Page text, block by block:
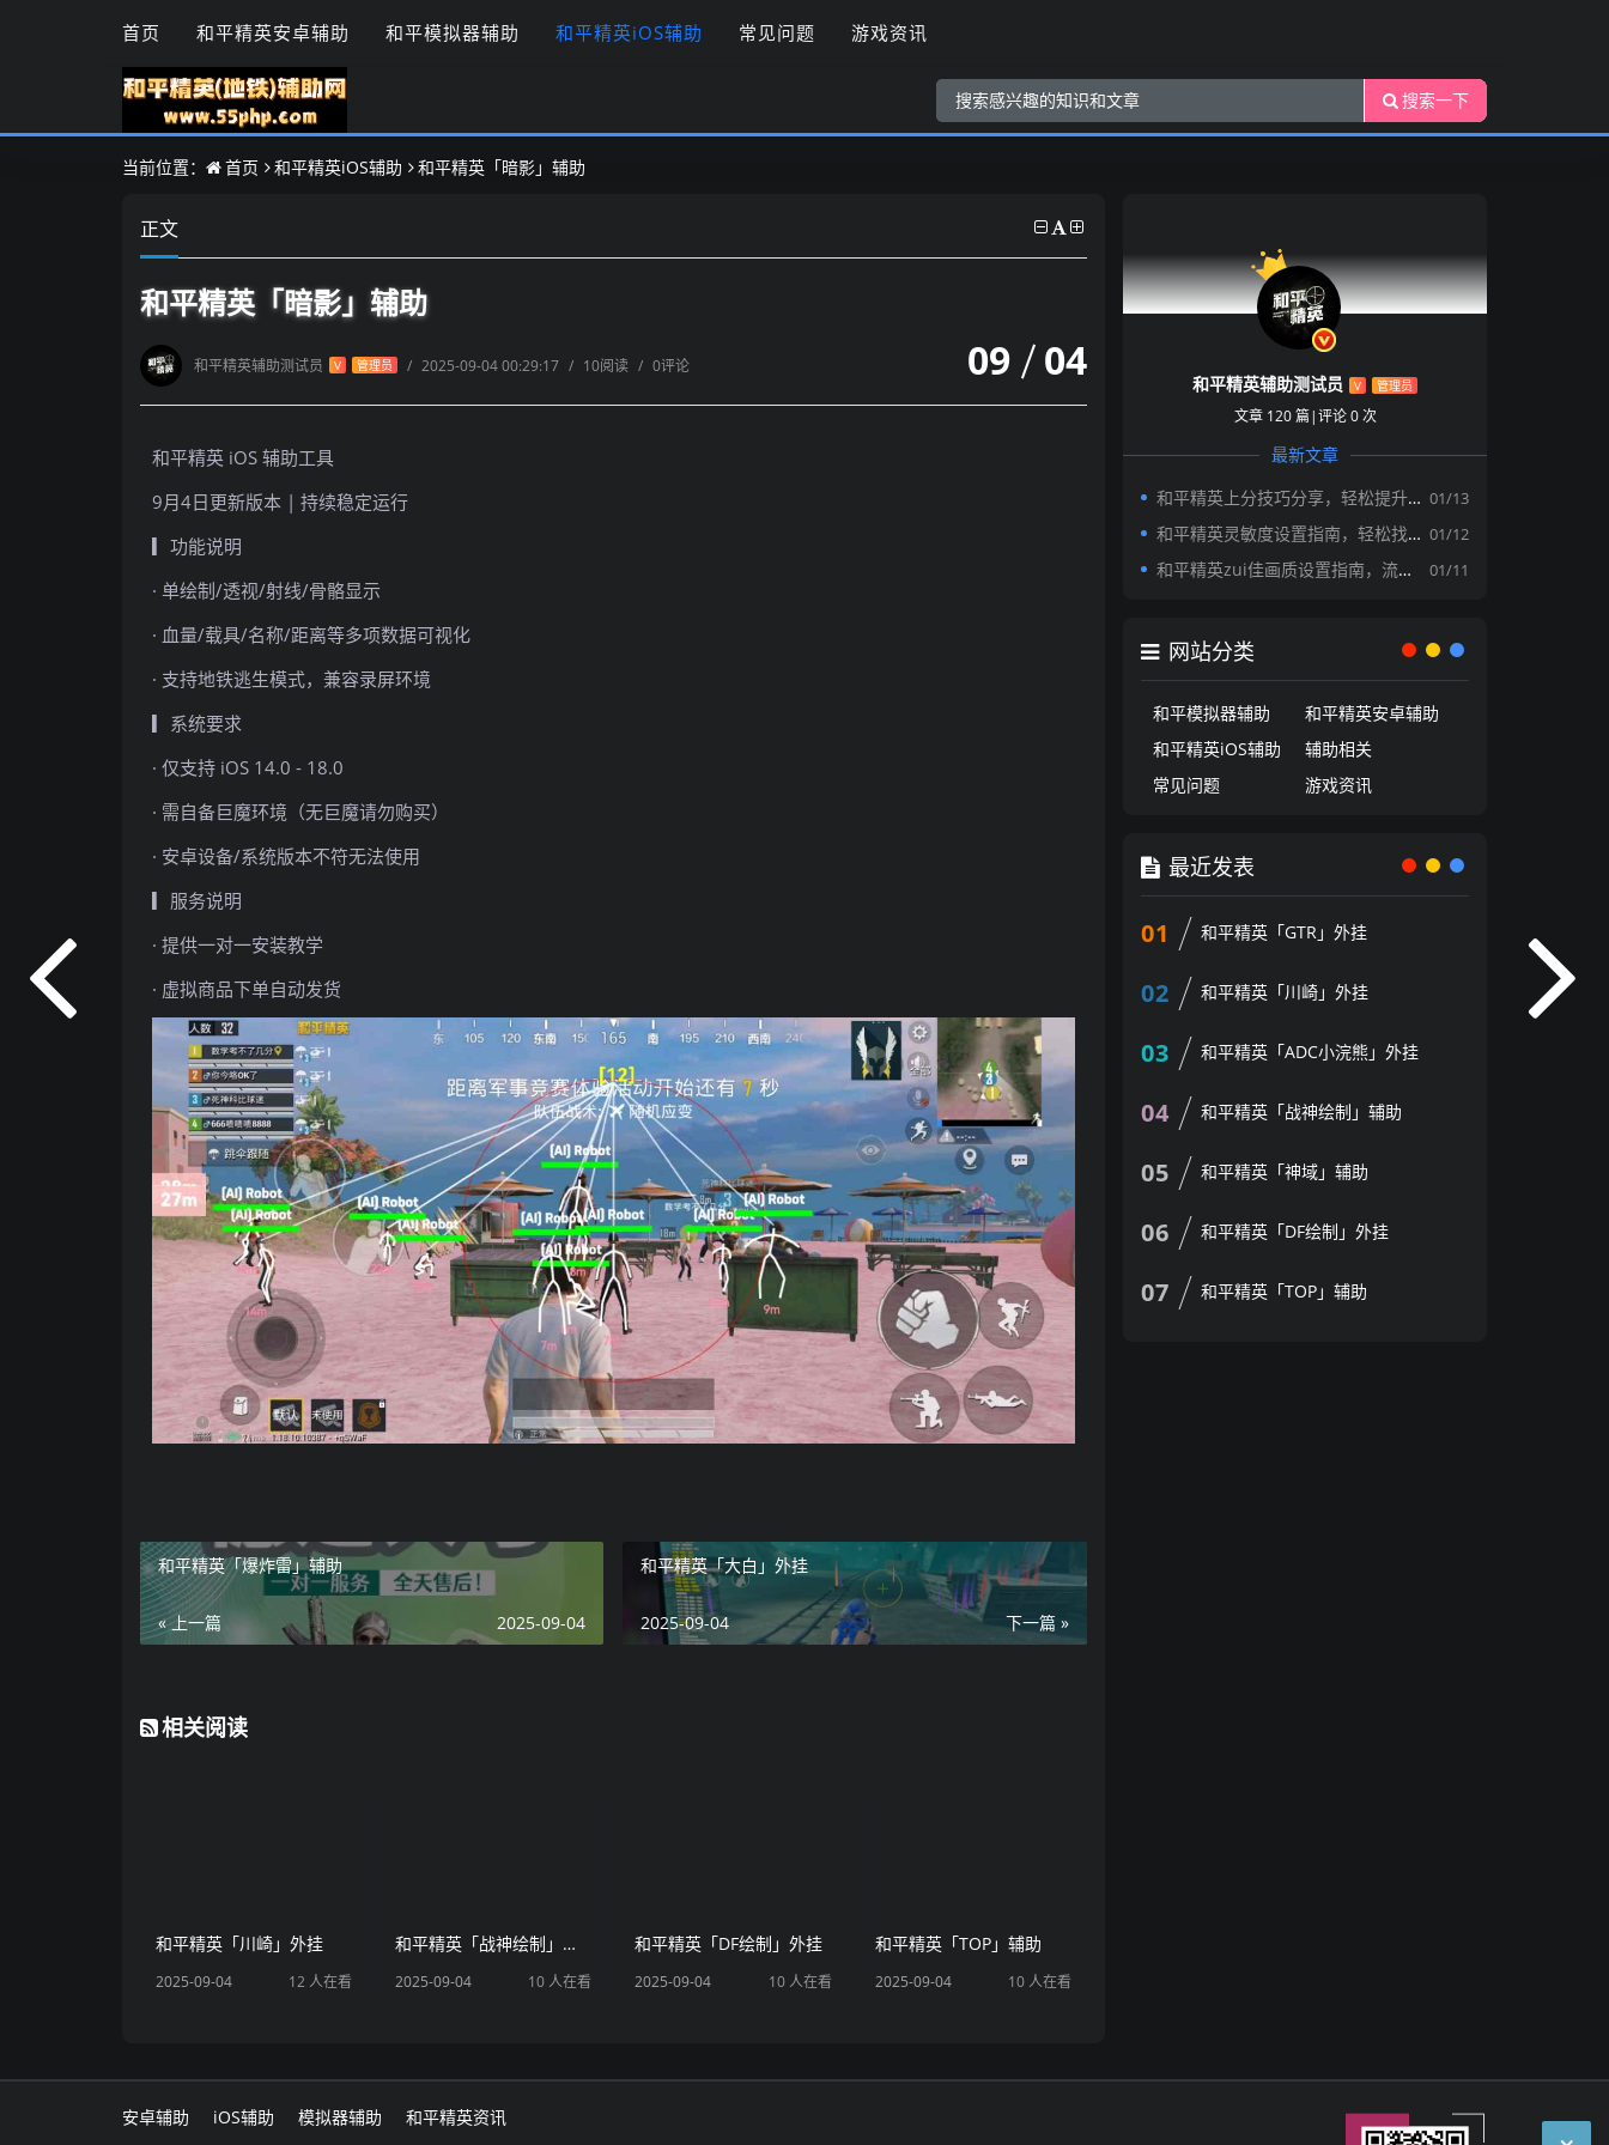
首页 和平精英安卓辅助 和平模拟器辅助 和平精英iOS辅助 常见问题 游戏资讯
搜索一下
当前位置： 首页 和平精英iOS辅助 和平精英「暗影」辅助
正文
和平精英「暗影」辅助
和平精英辅助测试员 V 管理员 / 2025-09-04 00:29:17 / 10阅读 / 0评论 09 04
和平精英 iOS 辅助工具
9月4日更新版本 | 持续稳定运行
▎功能说明
· 单绘制/透视/射线/骨骼显示
· 血量/载具/名称/距离等多项数据可视化
· 支持地铁逃生模式，兼容录屏环境
▎系统要求
· 仅支持 iOS 14.0 - 18.0
· 需自备巨魔环境（无巨魔请勿购买）
· 安卓设备/系统版本不符无法使用
▎服务说明
· 提供一对一安装教学
· 虚拟商品下单自动发货
和平精英「爆炸雷」辅助
« 上一篇 2025-09-04
和平精英「大白」外挂
下一篇 »
2025-09-04
相关阅读
和平精英「川崎」外挂
2025-09-04 12 人在看
和平精英「战神绘制」辅助
2025-09-04 10 人在看
和平精英「DF绘制」外挂
2025-09-04 10 人在看
和平精英「TOP」辅助
2025-09-04 10 人在看
和平精英辅助测试员 V 管理员
文章 120 篇|评论 0 次
最新文章
01/13
和平精英上分技巧分享，轻松提升段位的小秘密
01/12
和平精英灵敏度设置指南，轻松找到你的专属手感
01/11
和平精英zui佳画质设置指南，流畅与画质兼得的秘诀
网站分类
和平模拟器辅助
和平精英安卓辅助
和平精英iOS辅助
辅助相关
常见问题
游戏资讯
最近发表
01 和平精英「GTR」外挂
02 和平精英「川崎」外挂
03 和平精英「ADC小浣熊」外挂
04 和平精英「战神绘制」辅助
05 和平精英「神域」辅助
06 和平精英「DF绘制」外挂
07 和平精英「TOP」辅助
安卓辅助 iOS辅助 模拟器辅助 和平精英资讯